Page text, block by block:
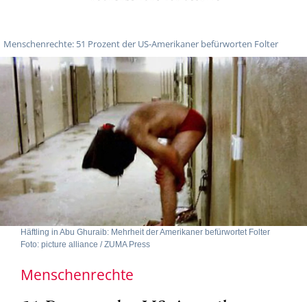
Menschenrechte: 51 Prozent der US-Amerikaner befürworten Folter
Häftling in Abu Ghuraib: Mehrheit der Amerikaner befürwortet Folter
Foto: picture alliance / ZUMA Press
Menschenrechte